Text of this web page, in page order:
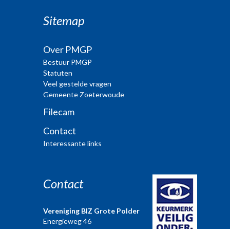
Sitemap
Over PMGP
Bestuur PMGP
Statuten
Veel gestelde vragen
Gemeente Zoeterwoude
Filecam
Contact
Interessante links
Contact
Vereniging BIZ Grote Polder
Energieweg 46